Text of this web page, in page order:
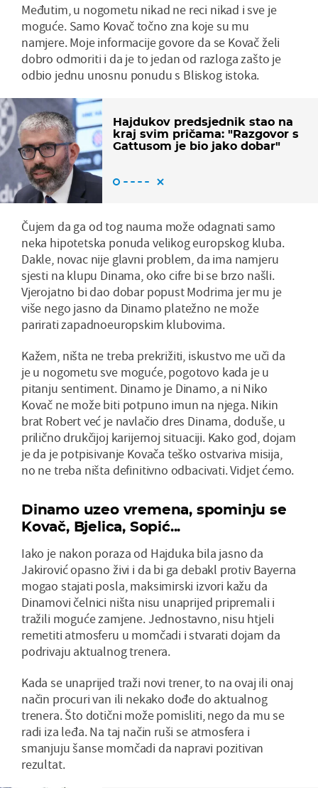
Međutim, u nogometu nikad ne reci nikad i sve je
moguće. Samo Kovač točno zna koje su mu
namjere. Moje informacije govore da se Kovač želi
dobro odmoriti i da je to jedan od razloga zašto je
odbio jednu unosnu ponudu s Bliskog istoka.
Hajdukov predsjednik stao na
kraj svim pričama: "Razgovor s
Gattusom je bio jako dobar"
Čujem da ga od tog nauma može odagnati samo
neka hipotetska ponuda velikog europskog kluba.
Dakle, novac nije glavni problem, da ima namjeru
sjesti na klupu Dinama, oko cifre bi se brzo našli.
Vjerojatno bi dao dobar popust Modrima jer mu je
više nego jasno da Dinamo platežno ne može
parirati zapadnoeuropskim klubovima.
Kažem, ništa ne treba prekrižiti, iskustvo me uči da
je u nogometu sve moguće, pogotovo kada je u
pitanju sentiment. Dinamo je Dinamo, a ni Niko
Kovač ne može biti potpuno imun na njega. Nikin
brat Robert već je navlačio dres Dinama, doduše, u
prilično drukčijoj karijernoj situaciji. Kako god, dojam
je da je potpisivanje Kovača teško ostvariva misija,
no ne treba ništa definitivno odbacivati. Vidjet ćemo.
Dinamo uzeo vremena, spominju se
Kovač, Bjelica, Sopić...
Iako je nakon poraza od Hajduka bila jasno da
Jakirović opasno živi i da bi ga debakl protiv Bayerna
mogao stajati posla, maksimirski izvori kažu da
Dinamovi čelnici ništa nisu unaprijed pripremali i
tražili moguće zamjene. Jednostavno, nisu htjeli
remetiti atmosferu u momčadi i stvarati dojam da
podrivaju aktualnog trenera.
Kada se unaprijed traži novi trener, to na ovaj ili onaj
način procuri van ili nekako dođe do aktualnog
trenera. Što dotični može pomisliti, nego da mu se
radi iza leđa. Na taj način ruši se atmosfera i
smanjuju šanse momčadi da napravi pozitivan
rezultat.